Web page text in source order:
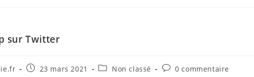
sur Twitter
23 mars 2021 Non classé 0 commentaire